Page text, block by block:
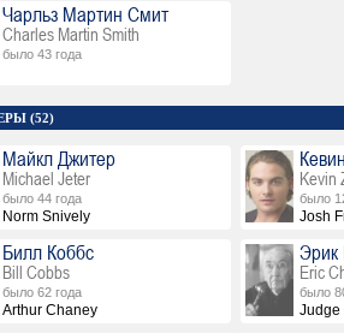
Чарльз Мартин Смит
Charles Martin Smith
было 43 года
(52)
Майкл Джитер
Michael Jeter
было 44 года
Norm Snively
Kevin
было
Josh
Билл Коббс
Bill Cobbs
было 62 года
Arthur Chaney
Эрик
Eric
было
Judge